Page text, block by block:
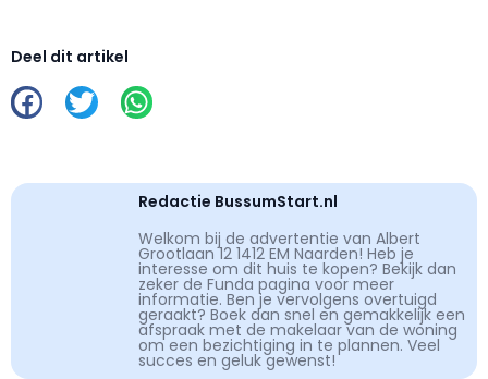
Deel dit artikel
Redactie BussumStart.nl
Welkom bij de advertentie van Albert
Grootlaan 12 1412 EM Naarden! Heb je
interesse om dit huis te kopen? Bekijk dan
zeker de Funda pagina voor meer
informatie. Ben je vervolgens overtuigd
geraakt? Boek dan snel en gemakkelijk een
afspraak met de makelaar van de woning
om een bezichtiging in te plannen. Veel
succes en geluk gewenst!